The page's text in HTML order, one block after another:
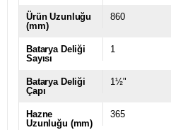
Ürün Uzunluğu
(mm)
860
Batarya Deliği
Sayısı
1
Batarya Deliği
Çapı
1½"
Hazne
Uzunluğu (mm)
365